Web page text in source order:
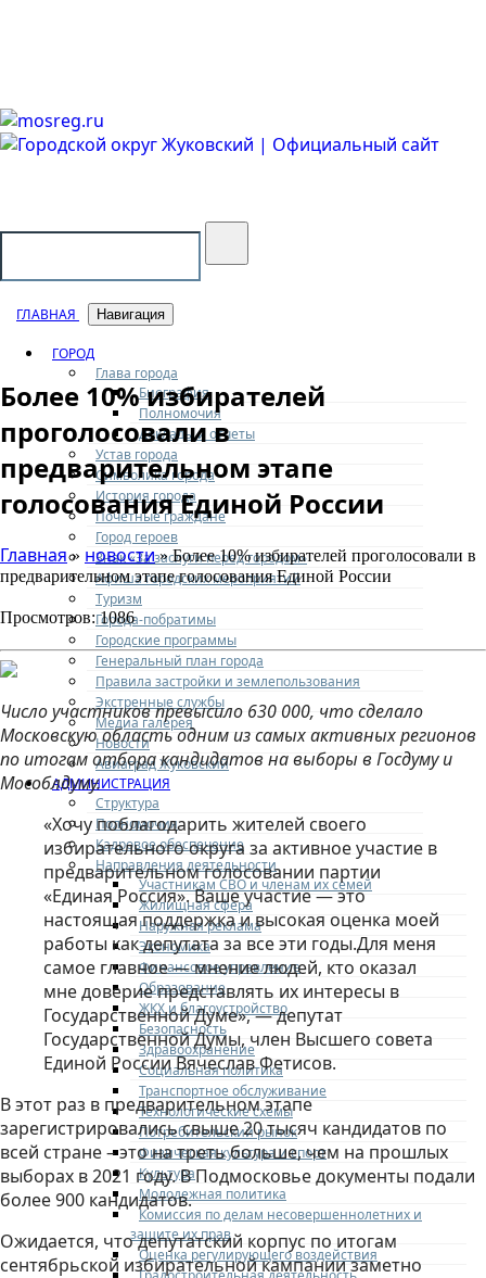
ГЛАВНАЯ Навигация
ГОРОД
Глава города
Биография
Полномочия
Доклады и отчеты
Устав города
Символика города
История города
Почетные граждане
Город героев
Знак «За заслуги перед городом»
Афиша городских мероприятий
Туризм
Города-побратимы
Городские программы
Генеральный план города
Правила застройки и землепользования
Экстренные службы
Медиа галерея
Новости
Авиаград Жуковский
АДМИНИСТРАЦИЯ
Структура
Полномочия
Кадровое обеспечение
Направления деятельности
Участникам СВО и членам их семей
Жилищная сфера
Наружная реклама
Экономика
Финансовое управление
Образование
ЖКХ и благоустройство
Безопасность
Здравоохранение
Социальная политика
Транспортное обслуживание
Технологические схемы
Потребительский рынок
Физическая культура и спорт
Культура
Молодежная политика
Комиссия по делам несовершеннолетних и
защите их прав
Оценка регулирующего воздействия
Более 10% избирателей
проголосовали в
предварительном этапе
голосования Единой России
Главная» новости» Более 10% избирателей проголосовали в
предварительном этапе голосования Единой России
Просмотров: 1086
Число участников превысило 630 000, что сделало
Московскую область одним из самых активных регионов
по итогам отбора кандидатов на выборы в Госдуму и
Мособлдуму.
«Хочу поблагодарить жителей своего
избирательного округа за активное участие в
предварительном голосовании партии
«Единая Россия». Ваше участие — это
настоящая поддержка и высокая оценка моей
работы как депутата за все эти годы.Для меня
самое главное — мнение людей, кто оказал
мне доверие представлять их интересы в
Государственной Думе», — депутат
Государственной Думы, член Высшего совета
Единой России Вячеслав Фетисов.
В этот раз в предварительном этапе
зарегистрировались свыше 20 тысяч кандидатов по
всей стране – это на треть больше, чем на прошлых
выборах в 2021 году. В Подмосковье документы подали
более 900 кандидатов.
Ожидается, что депутатский корпус по итогам
сентябрьской избирательной кампании заметно